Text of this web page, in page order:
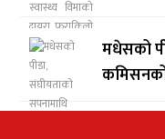
मधेसको